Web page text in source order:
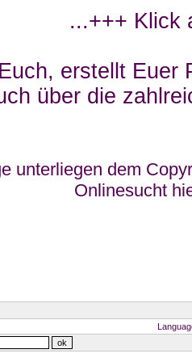
...+++ Klick
erstellt Euer
über die
unterliegen dem
Onlinesucht